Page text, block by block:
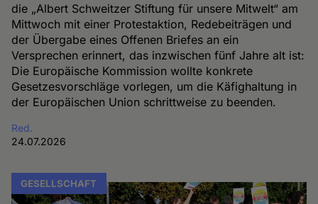
die „Albert Schweitzer Stiftung für unsere Mitwelt“ am
Mittwoch mit einer Protestaktion, Redebeiträgen und
der Übergabe eines Offenen Briefes an ein
Versprechen erinnert, das inzwischen fünf Jahre alt ist:
Die Europäische Kommission wollte konkrete
Gesetzesvorschläge vorlegen, um die Käfighaltung in
der Europäischen Union schrittweise zu beenden.
Red.
24.07.2026
GESELLSCHAFT